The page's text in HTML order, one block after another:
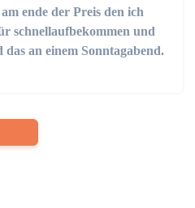
ende der Preis den ich
schnellaufbekommen und
an einem Sonntagabend.